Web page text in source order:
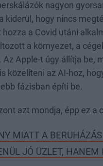
nagyon
kiderül, hogy nincs
hozza a Covid utáni
a környezet, a
Az Apple-t úgy állítja be,
közelíteni az AI-hoz,
fázisban építi be.
azt mondja, épp ez a
MIATT A
JÓ ÜZLET, HANEM